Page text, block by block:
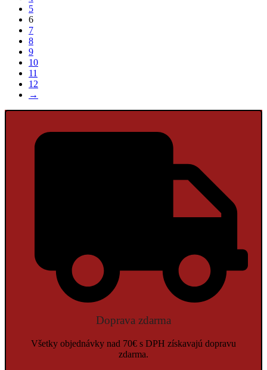
5
6
7
8
9
10
11
12
→
Doprava zdarma
Všetky objednávky nad 70€ s DPH získavajú dopravu
zdarma.